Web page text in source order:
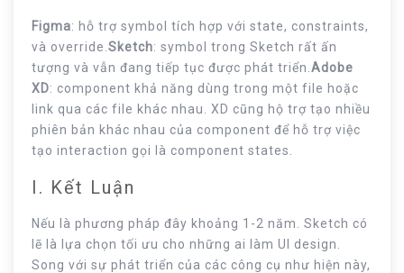
Figma: hỗ trợ symbol tích hợp với state, constraints,
và override. Sketch: symbol trong Sketch rất ấn
tượng và vẫn đang tiếp tục được phát triển. Adobe
XD: component khả năng dùng trong một file hoặc
link qua các file khác nhau. XD cũng hộ trợ tạo nhiều
phiên bản khác nhau của component để hỗ trợ việc
tạo interaction gọi là component states.
I. Kết Luận
Nếu là phương pháp đây khoảng 1-2 năm. Sketch có
lẽ là lựa chọn tối ưu cho những ai làm UI design.
Song với sự phát triển của các công cụ như hiện này,